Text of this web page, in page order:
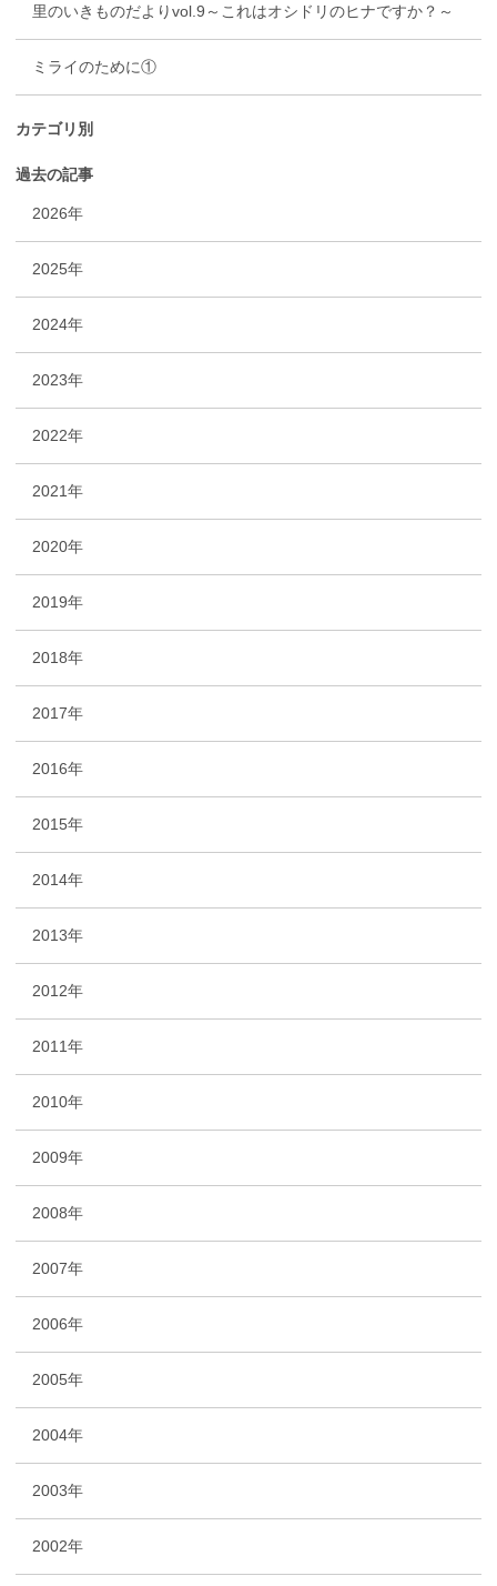
里のいきものだよりvol.9～これはオシドリのヒナですか？～
ミライのために①
カテゴリ別
過去の記事
2026年
2025年
2024年
2023年
2022年
2021年
2020年
2019年
2018年
2017年
2016年
2015年
2014年
2013年
2012年
2011年
2010年
2009年
2008年
2007年
2006年
2005年
2004年
2003年
2002年